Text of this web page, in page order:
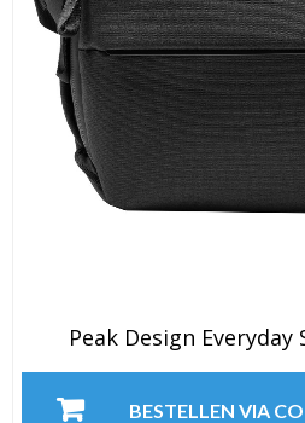
Peak Design Everyday
BESTELLEN VIA